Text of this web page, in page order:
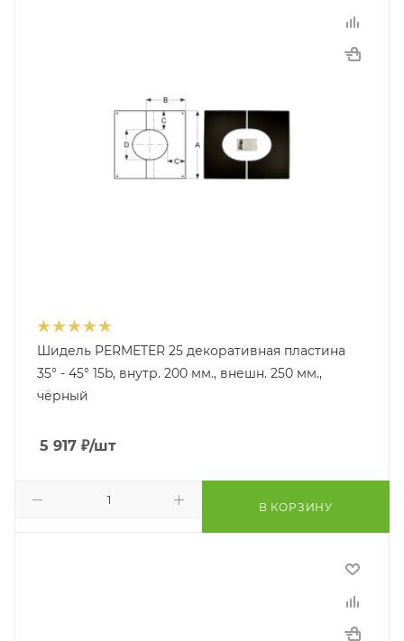
Шидель PERMETER 25 декоративная пластина
35° - 45° 15b, внутр. 200 мм., внешн. 250 мм.,
чёрный
5 917 ₽/шт
В КОРЗИНУ